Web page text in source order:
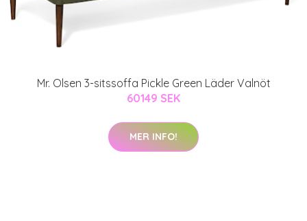
Mr. Olsen 3-sitssoffa Pickle Green Läder Valnöt
60149 SEK
MER INFO!